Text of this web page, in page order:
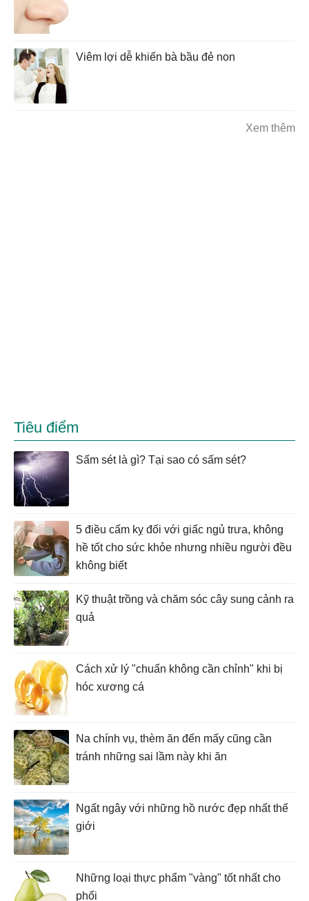
Viêm lợi dễ khiến bà bầu đẻ non
Xem thêm
Tiêu điểm
Sấm sét là gì? Tại sao có sấm sét?
5 điều cấm kỵ đối với giấc ngủ trưa, không
hề tốt cho sức khỏe nhưng nhiều người đều
không biết
Kỹ thuật trồng và chăm sóc cây sung cảnh ra
quả
Cách xử lý "chuẩn không cần chỉnh" khi bị
hóc xương cá
Na chính vụ, thèm ăn đến mấy cũng cần
tránh những sai lầm này khi ăn
Ngất ngây với những hồ nước đẹp nhất thế
giới
Những loại thực phẩm "vàng" tốt nhất cho
phổi